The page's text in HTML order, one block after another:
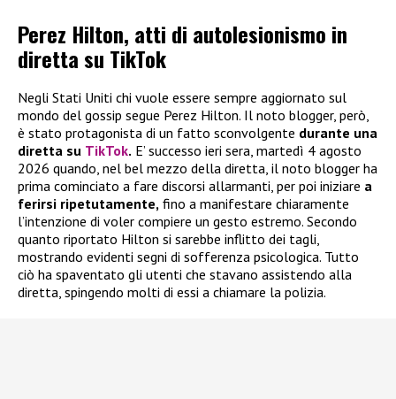
Perez Hilton, atti di autolesionismo in
diretta su TikTok
Negli Stati Uniti chi vuole essere sempre aggiornato sul
mondo del gossip segue Perez Hilton. Il noto blogger, però,
è stato protagonista di un fatto sconvolgente durante una
diretta su TikTok. E’ successo ieri sera, martedì 4 agosto
2026 quando, nel bel mezzo della diretta, il noto blogger ha
prima cominciato a fare discorsi allarmanti, per poi iniziare a
ferirsi ripetutamente, fino a manifestare chiaramente
l’intenzione di voler compiere un gesto estremo. Secondo
quanto riportato Hilton si sarebbe inflitto dei tagli,
mostrando evidenti segni di sofferenza psicologica. Tutto
ciò ha spaventato gli utenti che stavano assistendo alla
diretta, spingendo molti di essi a chiamare la polizia.